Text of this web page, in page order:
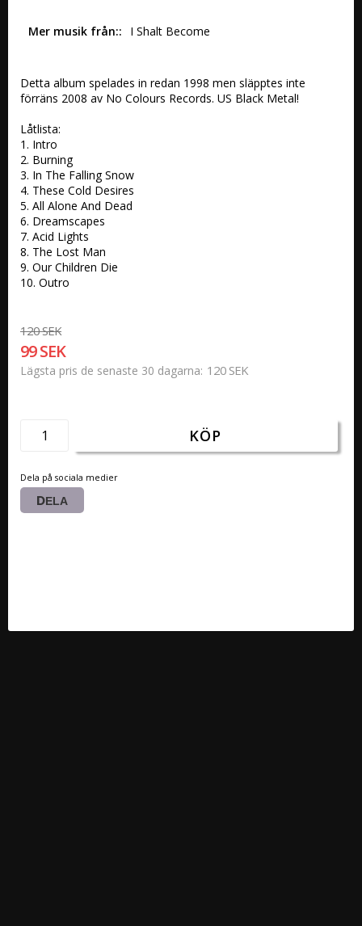
Mer musik från: I Shalt Become
Detta album spelades in redan 1998 men släpptes inte
förräns 2008 av No Colours Records. US Black Metal!
Låtlista:
1. Intro
2. Burning
3. In The Falling Snow
4. These Cold Desires
5. All Alone And Dead
6. Dreamscapes
7. Acid Lights
8. The Lost Man
9. Our Children Die
10. Outro
120 SEK
99 SEK
Lägsta pris de senaste 30 dagarna 120 SEK
KÖP
Dela på sociala medier
DELA